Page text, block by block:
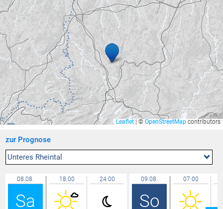
32,4 °C Balzers Oksaboda
32,4 °C Ravensburg - Weißenau
32,3 °C Bludesch - Gais
32,3 °C Feldkirch Kapf
32,3 °C Walenstadt ARA
32,2 °C Lütschbach
32,2 °C Gamprin
32,2 °C Zürich Kloten
32,1 °C Neukirch
32,1 °C
32,1 °C
32,0 °C Berneck
32,0 °C Lochau Süd Berg
Leaflet © OpenStreetMap contributors
zur Prognose
Unteres Rheintal
08.08.
Sa
18:00 24:00 09.08.
So
07:00